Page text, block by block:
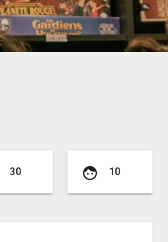
30 face 10